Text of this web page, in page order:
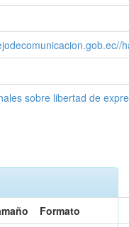
sobre libertad de
Formato